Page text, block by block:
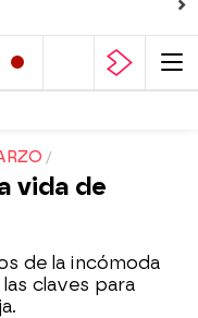
vida de
de la incómoda
claves para